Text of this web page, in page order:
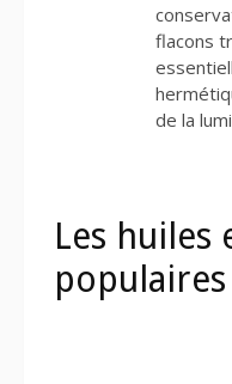
flacons
de la
Les huiles